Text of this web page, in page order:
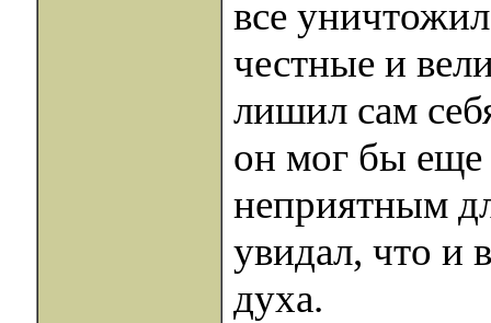
все
честные и
лишил сам
он мог бы еще
неприятным
увидал, что и
духа.